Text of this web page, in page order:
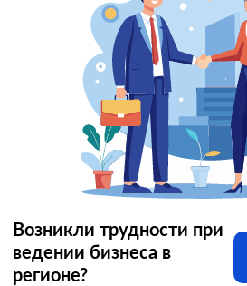
Возникли трудности при
ведении бизнеса в
регионе?